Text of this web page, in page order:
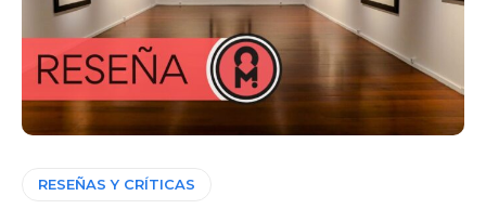
RESEÑAS Y CRÍTICAS